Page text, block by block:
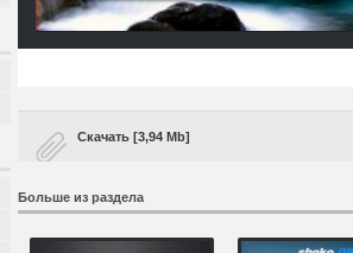
Скачать [3,94 Mb]
Больше из раздела